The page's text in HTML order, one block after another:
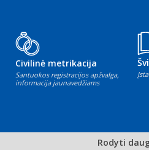
Civilinė metrikacija
Santuokos registracijos apžvalga,
informacija jaunavedžiams
Rodyti